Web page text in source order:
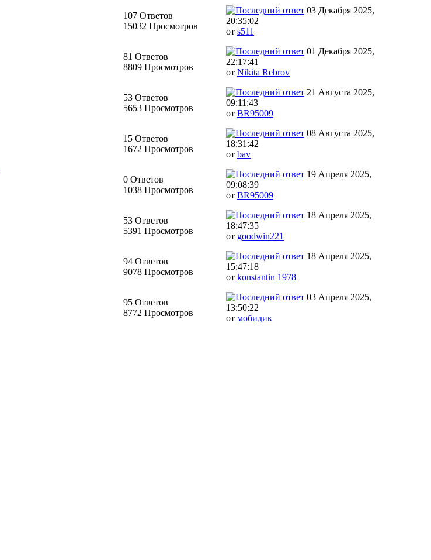
107 Ответов
15032 Просмотров
03 Декабря 2025,
20:35:02
от s511
81 Ответов
8809 Просмотров
01 Декабря 2025,
22:17:41
от Nikita Rebrov
53 Ответов
5653 Просмотров
21 Августа 2025,
09:11:43
от BR95009
15 Ответов
1672 Просмотров
08 Августа 2025,
18:31:42
от bav
0 Ответов
1038 Просмотров
19 Апреля 2025,
09:08:39
от BR95009
53 Ответов
5391 Просмотров
18 Апреля 2025,
18:47:35
от goodwin221
94 Ответов
9078 Просмотров
18 Апреля 2025,
15:47:18
от konstantin 1978
95 Ответов
8772 Просмотров
03 Апреля 2025,
13:50:22
от мобидик